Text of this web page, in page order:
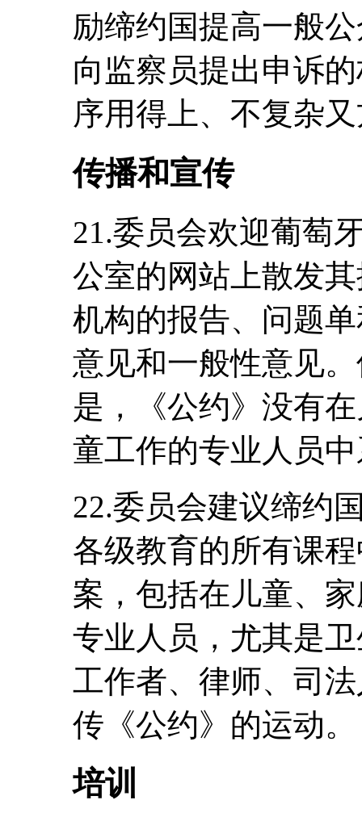
励缔约国提高一般
向监察员提出申诉
序用得上、不复杂
传播和宣传
21.委员会欢迎葡萄
公室的网站上散发
机构的报告、问题
意见和一般性意见
是，《公约》没有
童工作的专业人员
22.委员会建议缔约
各级教育的所有课
案，包括在儿童、
专业人员，尤其是
工作者、律师、司
传《公约》的运动。
培训